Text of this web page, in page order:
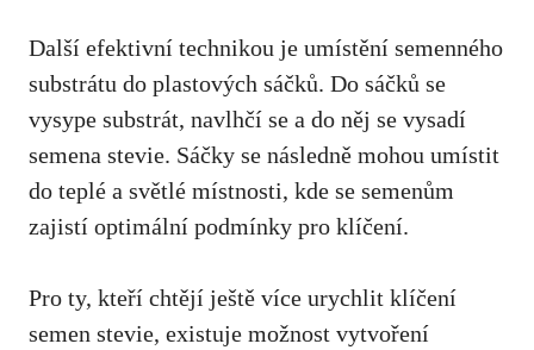
Další efektivní technikou je umístění semenného
substrátu do plastových sáčků. Do sáčků se
vysype substrát, navlhčí se a do něj se vysadí
semena stevie. Sáčky se následně mohou umístit
do teplé a světlé místnosti, kde se semenům
zajistí optimální podmínky pro klíčení.
Pro ty, kteří chtějí ještě více urychlit klíčení
semen stevie, existuje možnost vytvoření